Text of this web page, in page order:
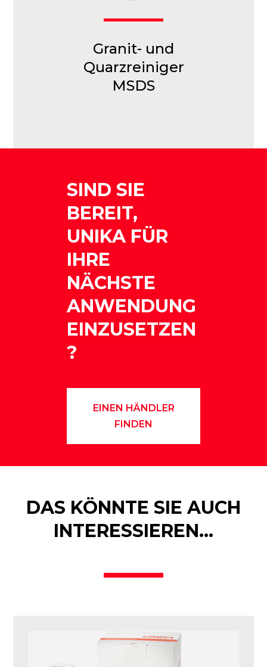
Granit- und
Quarzreiniger
MSDS
SIND SIE
BEREIT,
UNIKA FÜR
IHRE
NÄCHSTE
ANWENDUNG
EINZUSETZEN
?
EINEN HÄNDLER
FINDEN
DAS KÖNNTE SIE AUCH
INTERESSIEREN…